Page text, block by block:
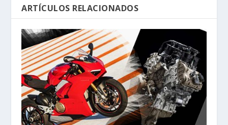
ARTÍCULOS RELACIONADOS